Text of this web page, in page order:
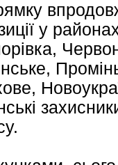
у